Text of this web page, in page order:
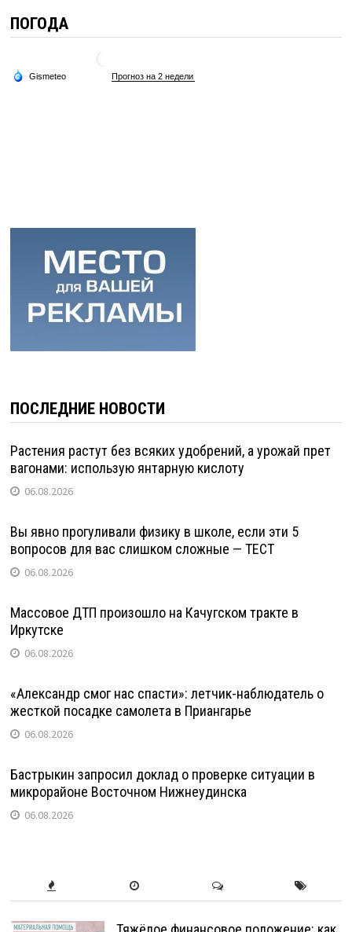
ПОГОДА
ПОСЛЕДНИЕ НОВОСТИ
Растения растут без всяких удобрений, а урожай прет
вагонами: использую янтарную кислоту
06.08.2026
Вы явно прогуливали физику в школе, если эти 5
вопросов для вас слишком сложные — ТЕСТ
06.08.2026
Массовое ДТП произошло на Качугском тракте в
Иркутске
06.08.2026
«Александр смог нас спасти»: летчик-наблюдатель о
жесткой посадке самолета в Приангарье
06.08.2026
Бастрыкин запросил доклад о проверке ситуации в
микрорайоне Восточном Нижнеудинска
06.08.2026